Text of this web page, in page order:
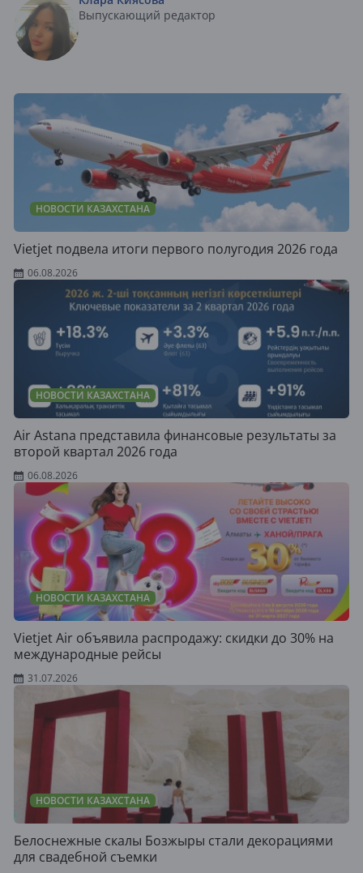
Выпускающий редактор
НОВОСТИ КАЗАХСТАНА
Vietjet подвела итоги первого полугодия 2026 года
06.08.2026
НОВОСТИ КАЗАХСТАНА
Air Astana представила финансовые результаты за
второй квартал 2026 года
06.08.2026
НОВОСТИ КАЗАХСТАНА
Vietjet Air объявила распродажу: скидки до 30% на
международные рейсы
31.07.2026
НОВОСТИ КАЗАХСТАНА
Белоснежные скалы Бозжыры стали декорациями
для свадебной съемки